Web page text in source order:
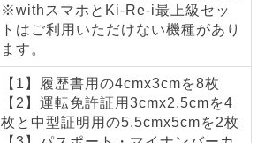
※withスマホとKi-Re-i最上級セッ
トはご利用いただけない機種があり
ます。
【1】履歴書用の4cmx3cmを8枚
【2】運転免許証用3cmx2.5cmを4
枚と中型証明用の5.5cmx5cmを2枚